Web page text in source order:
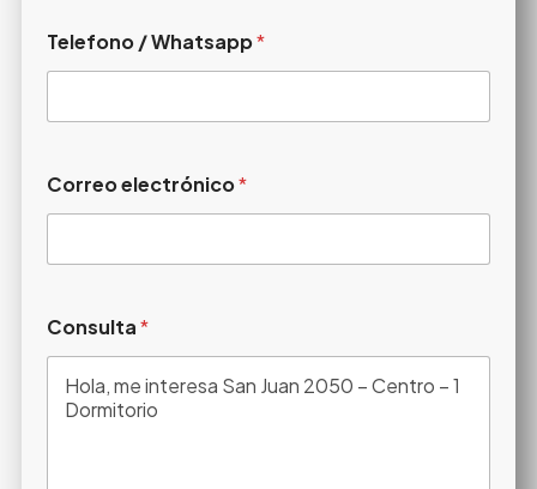
Telefono / Whatsapp*
Correo electrónico*
Consulta*